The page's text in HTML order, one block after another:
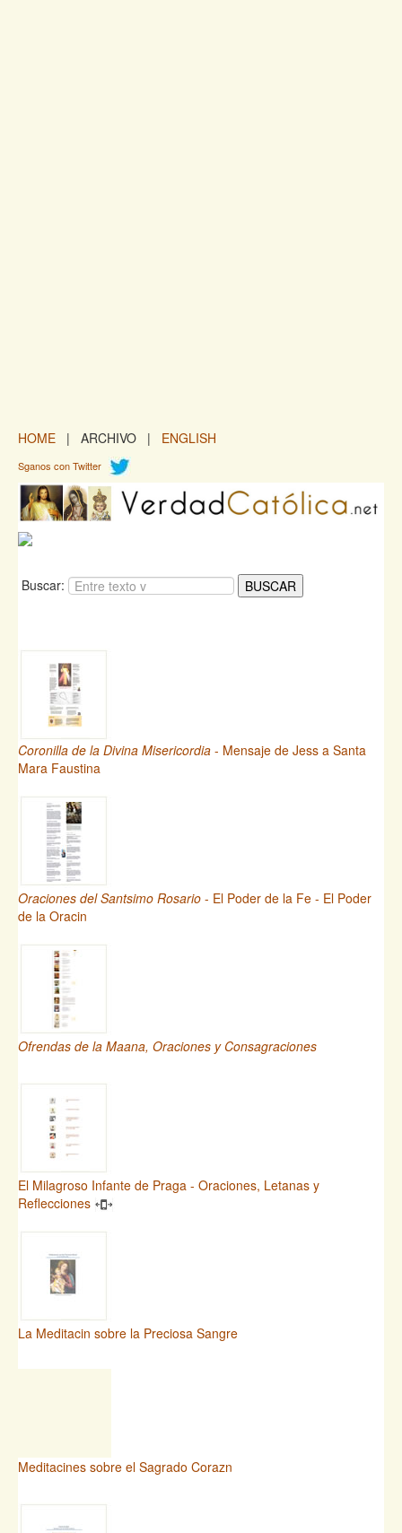
HOME | ARCHIVO | ENGLISH
Sganos con Twitter
Buscar:
Coronilla de la Divina Misericordia - Mensaje de Jess a Santa
Mara Faustina
Oraciones del Santsimo Rosario - El Poder de la Fe - El Poder
de la Oracin
Ofrendas de la Maana, Oraciones y Consagraciones
El Milagroso Infante de Praga - Oraciones, Letanas y
Reflecciones
La Meditacin sobre la Preciosa Sangre
Meditacines sobre el Sagrado Corazn